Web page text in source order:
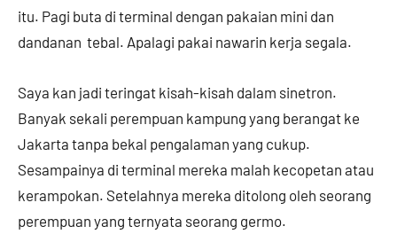
itu. Pagi buta di terminal dengan pakaian mini dan
dandanan tebal. Apalagi pakai nawarin kerja segala.
Saya kan jadi teringat kisah-kisah dalam sinetron.
Banyak sekali perempuan kampung yang berangat ke
Jakarta tanpa bekal pengalaman yang cukup.
Sesampainya di terminal mereka malah kecopetan atau
kerampokan. Setelahnya mereka ditolong oleh seorang
perempuan yang ternyata seorang germo.